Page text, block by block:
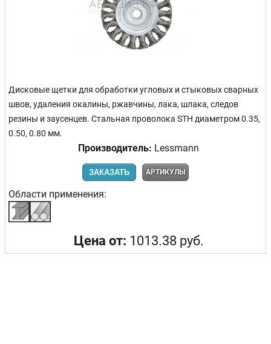
Дисковые щетки для обработки угловых и стыковых сварных
швов, удаления окалины, ржавчины, лака, шлака, следов
резины и заусенцев. Стальная проволока STH диаметром 0.35,
0.50, 0.80 мм.
Производитель: Lessmann
ЗАКАЗАТЬ АРТИКУЛЫ
Области применения:
Цена от: 1013.38 руб.